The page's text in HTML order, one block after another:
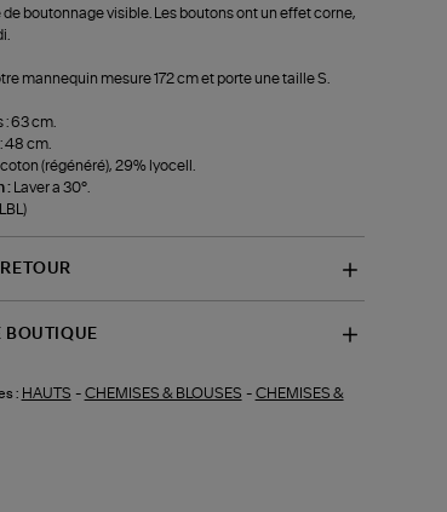
boutonnage visible. Les boutons ont un effet corne,
mannequin mesure 172 cm et porte une taille S.
: 63 cm.
48 cm.
coton (régénéré), 29% lyocell.
:
Laver a 30°.
BOUTIQUE
: HAUTS - CHEMISES & BLOUSES - CHEMISES &